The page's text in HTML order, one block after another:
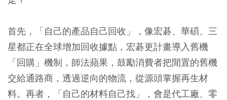
首先，「自己的產品自己回收」，像宏碁、華碩、三
星都正在全球增加回收據點，宏碁更計畫導入舊機
「回購」機制，師法蘋果，鼓勵消費者把閒置的舊機
交給通路商，透過逆向的物流，從源頭掌握再生材
料。再者，「自己的材料自己找」，會是代工廠、零